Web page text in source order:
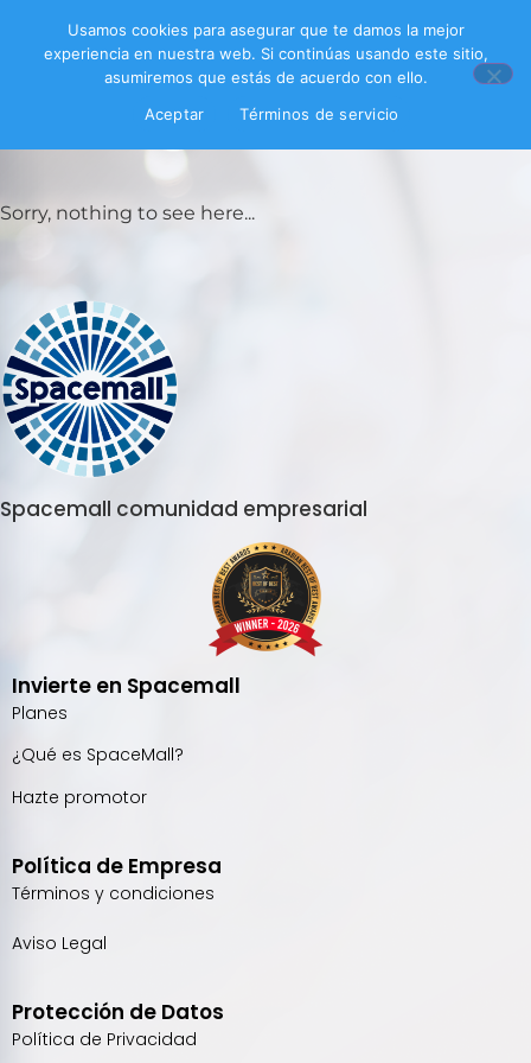
Sorry, nothing to see here...
Spacemall comunidad empresarial
Invierte en Spacemall
Planes
¿Qué es SpaceMall?
Hazte promotor
Política de Empresa
Términos y condiciones
Aviso Legal
Protección de Datos
Política de Privacidad
Usamos cookies para asegurar que te damos la mejor
experiencia en nuestra web. Si continúas usando este sitio,
asumiremos que estás de acuerdo con ello.
Aceptar
Términos de servicio